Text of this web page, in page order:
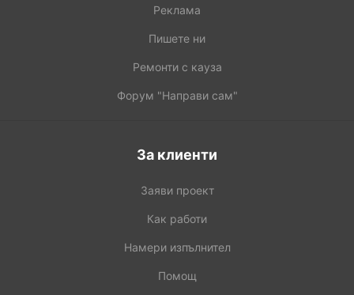
Реклама
Пишете ни
Ремонти с кауза
Форум "Направи сам"
За клиенти
Заяви проект
Как работи
Намери изпълнител
Помощ